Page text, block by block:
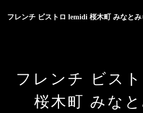
フレンチ ビストロ lemidi 桜木町 みなとみ
フレンチ ビス
桜木町 みな